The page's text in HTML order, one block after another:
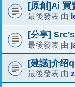
[原創]Ai 買
最後發表 由
[分享]
最後發表 由
[建議]介绍
最後發表 由